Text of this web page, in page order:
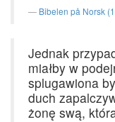
Bibelen på Norsk
Jednak
miałby w
splugawiona
duch
żonę swą,